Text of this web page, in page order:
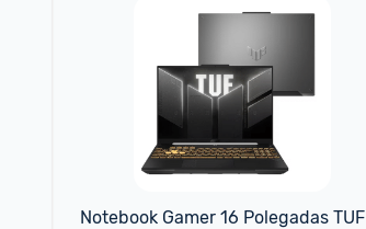
Notebook Gamer 16 Polegadas TUF